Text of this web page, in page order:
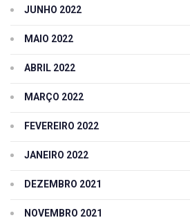
JUNHO 2022
MAIO 2022
ABRIL 2022
MARÇO 2022
FEVEREIRO 2022
JANEIRO 2022
DEZEMBRO 2021
NOVEMBRO 2021